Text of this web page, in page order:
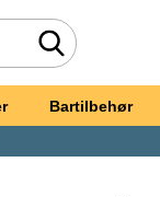
Søk
Bartilbehør